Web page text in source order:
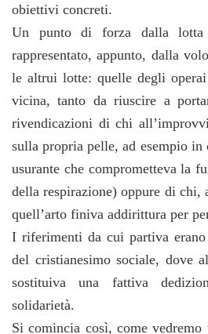
obiettivi concreti.
Un punto di forza dalla
rappresentato, appunto, dalla
le altrui lotte: quelle degli
vicina, tanto da riuscire a
rivendicazioni di chi
sulla propria pelle, ad esempio in
usurante che comprometteva la
della respirazione) oppure di chi,
quell’arto finiva addirittura per
I riferimenti da cui partiva
del cristianesimo sociale, dove
sostituiva una fattiva
solidarietà.
Si comincia così, come